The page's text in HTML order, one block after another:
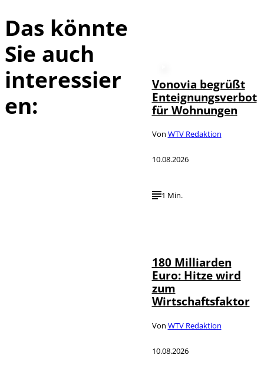
Das könnte
Sie auch
interessier
en:
Vonovia begrüßt
Enteignungsverbot
für Wohnungen
Von WTV Redaktion
10.08.2026
1 Min.
180 Milliarden
Euro: Hitze wird
zum
Wirtschaftsfaktor
Von WTV Redaktion
10.08.2026